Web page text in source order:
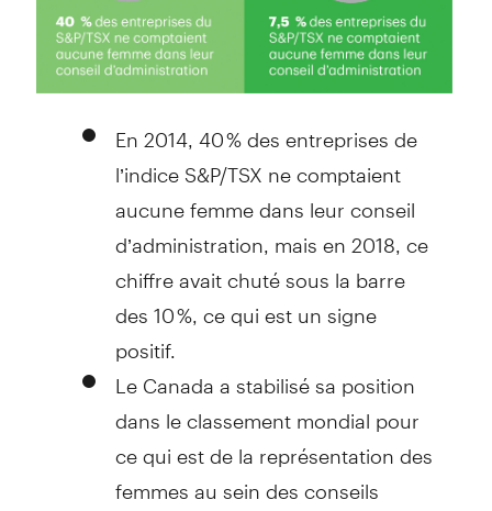
En 2014, 40 % des entreprises de
l’indice S&P/TSX ne comptaient
aucune femme dans leur conseil
d’administration, mais en 2018, ce
chiffre avait chuté sous la barre
des 10 %, ce qui est un signe
positif.
Le Canada a stabilisé sa position
dans le classement mondial pour
ce qui est de la représentation des
femmes au sein des conseils